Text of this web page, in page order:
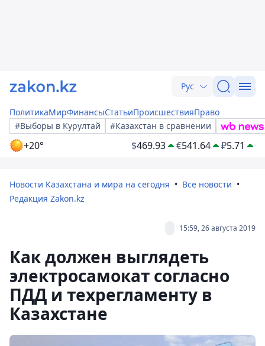
Рус
ПолитикаМирФинансыСтатьиПроисшествияПраво
#Выборы в Курултай
#Казахстан в сравнении
+20° $469.93 €541.64 ₽5.71
Новости Казахстана и мира на сегодня
Все новости
Редакция Zakon.kz
15:59, 26 августа 2019
Как должен выглядеть
электросамокат согласно
ПДД и техрегламенту в
Казахстане